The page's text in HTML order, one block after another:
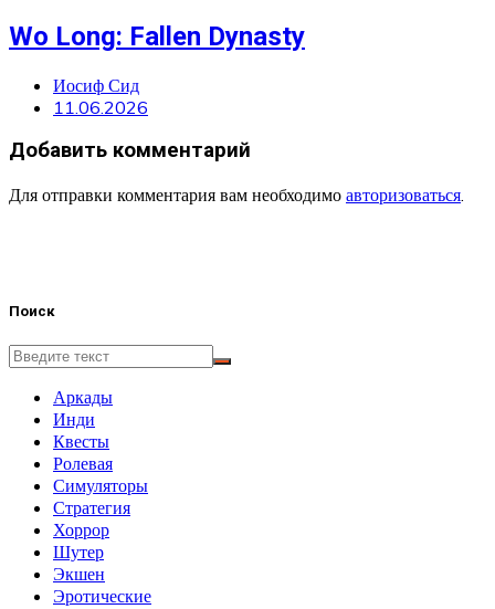
Wo Long: Fallen Dynasty
Иосиф Сид
11.06.2026
Добавить комментарий
Для отправки комментария вам необходимо авторизоваться.
Поиск
Аркады
Инди
Квесты
Ролевая
Симуляторы
Стратегия
Хоррор
Шутер
Экшен
Эротические